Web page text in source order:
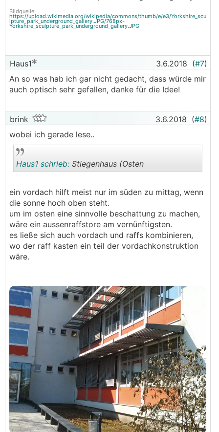
Bildquelle:
https://upload.wikimedia.org/wikipedia/commons/thumb/e/e3/Yorkshire_scu
lpture_park_underground_gallery.JPG/768px-
Yorkshire_sculpture_park_underground_gallery.JPG
Haus1 3.6.2018 (#7)
An so was hab ich gar nicht gedacht, dass würde mir
auch optisch sehr gefallen, danke für die Idee!
brink 3.6.2018 (#8)
wobei ich gerade lese..
..
Haus1 schrieb: Stiegenhaus (Osten
ein vordach hilft meist nur im süden zu mittag, wenn
die sonne hoch oben steht.
um im osten eine sinnvolle beschattung zu machen,
wäre ein aussenraffstore am vernünftigsten.
es ließe sich auch vordach und raffs kombinieren,
wo der raff kasten ein teil der vordachkonstruktion
wäre.